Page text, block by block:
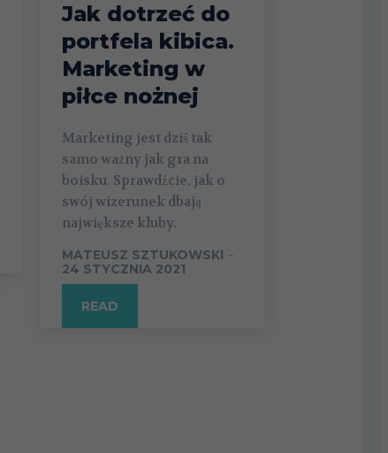
Jak dotrzeć do
portfela kibica.
Marketing w
piłce nożnej
Marketing jest dziś tak
samo ważny jak gra na
boisku. Sprawdźcie, jak o
swój wizerunek dbają
największe kluby.
MATEUSZ SZTUKOWSKI -
24 STYCZNIA 2021
READ